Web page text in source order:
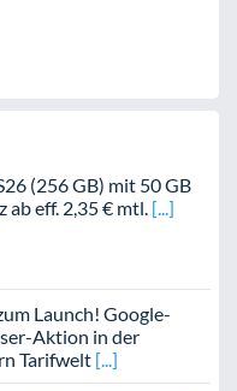
(256 GB) mit 50 GB
ab eff. 2,35 € mtl.
Launch! Google-
Aktion in der
Tarifwelt